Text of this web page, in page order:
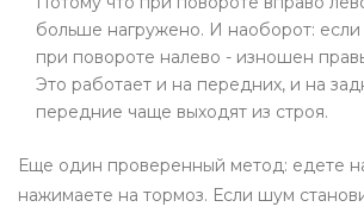
больше нагружено. И наоборот:
при повороте налево - изношен
Это работает и на передних, и на
передние чаще выходят из строя.
Еще один проверенный метод: едете
нажимаете на тормоз. Если шум